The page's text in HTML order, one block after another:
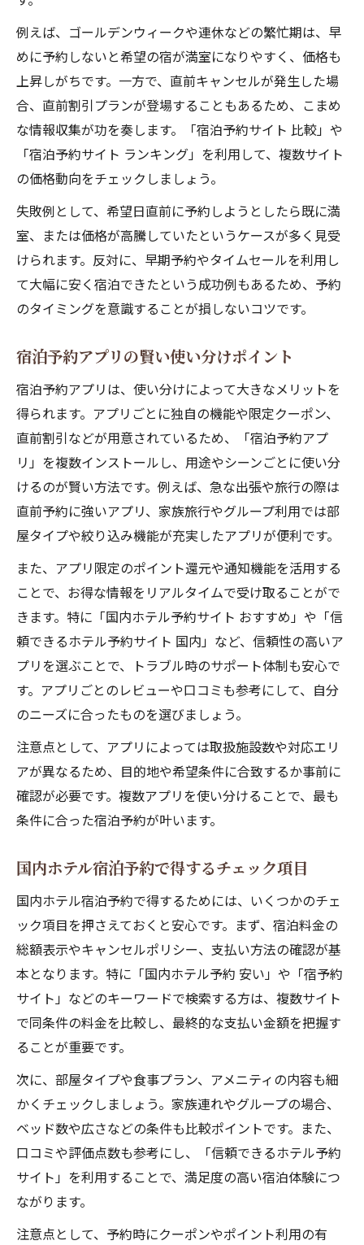
例えば、ゴールデンウィークや連休などの繁忙期は、早
めに予約しないと希望の宿が満室になりやすく、価格も
上昇しがちです。一方で、直前キャンセルが発生した場
合、直前割引プランが登場することもあるため、こまめ
な情報収集が功を奏します。「宿泊予約サイト 比較」や
「宿泊予約サイト ランキング」を利用して、複数サイト
の価格動向をチェックしましょう。
失敗例として、希望日直前に予約しようとしたら既に満
室、または価格が高騰していたというケースが多く見受
けられます。反対に、早期予約やタイムセールを利用し
て大幅に安く宿泊できたという成功例もあるため、予約
のタイミングを意識することが損しないコツです。
宿泊予約アプリの賢い使い分けポイント
宿泊予約アプリは、使い分けによって大きなメリットを
得られます。アプリごとに独自の機能や限定クーポン、
直前割引などが用意されているため、「宿泊予約アプ
リ」を複数インストールし、用途やシーンごとに使い分
けるのが賢い方法です。例えば、急な出張や旅行の際は
直前予約に強いアプリ、家族旅行やグループ利用では部
屋タイプや絞り込み機能が充実したアプリが便利です。
また、アプリ限定のポイント還元や通知機能を活用する
ことで、お得な情報をリアルタイムで受け取ることがで
きます。特に「国内ホテル予約サイト おすすめ」や「信
頼できるホテル予約サイト 国内」など、信頼性の高いア
プリを選ぶことで、トラブル時のサポート体制も安心で
す。アプリごとのレビューや口コミも参考にして、自分
のニーズに合ったものを選びましょう。
注意点として、アプリによっては取扱施設数や対応エリ
アが異なるため、目的地や希望条件に合致するか事前に
確認が必要です。複数アプリを使い分けることで、最も
条件に合った宿泊予約が叶います。
国内ホテル宿泊予約で得するチェック項目
国内ホテル宿泊予約で得するためには、いくつかのチェ
ック項目を押さえておくと安心です。まず、宿泊料金の
総額表示やキャンセルポリシー、支払い方法の確認が基
本となります。特に「国内ホテル予約 安い」や「宿予約
サイト」などのキーワードで検索する方は、複数サイト
で同条件の料金を比較し、最終的な支払い金額を把握す
ることが重要です。
次に、部屋タイプや食事プラン、アメニティの内容も細
かくチェックしましょう。家族連れやグループの場合、
ベッド数や広さなどの条件も比較ポイントです。また、
口コミや評価点数も参考にし、「信頼できるホテル予約
サイト」を利用することで、満足度の高い宿泊体験につ
ながります。
注意点として、予約時にクーポンやポイント利用の有